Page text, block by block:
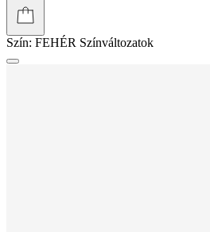
Szín: FEHÉR Színváltozatok